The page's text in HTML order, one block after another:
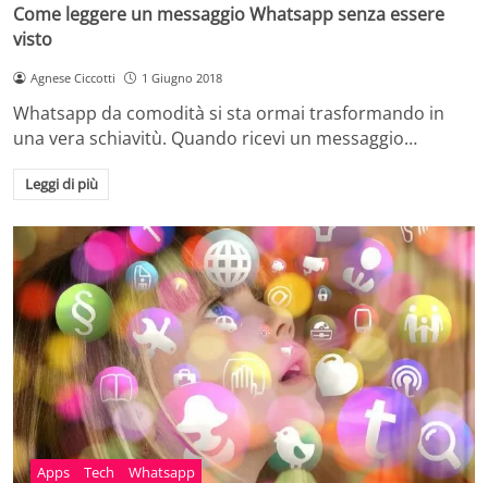
Come leggere un messaggio Whatsapp senza essere
visto
Agnese Ciccotti 1 Giugno 2018
Whatsapp da comodità si sta ormai trasformando in
una vera schiavitù. Quando ricevi un messaggio…
Leggi di più
Apps Tech Whatsapp